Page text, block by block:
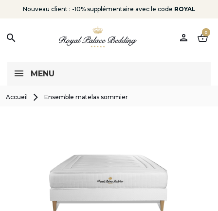
Nouveau client : -10% supplémentaire avec le code ROYAL
search person shopping_basket
0
MENU
Accueil Ensemble matelas sommier